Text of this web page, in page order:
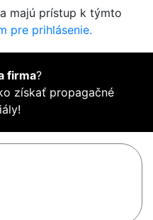
majú prístup k týmto
pre prihlásenie.
firma?
získať propagačné